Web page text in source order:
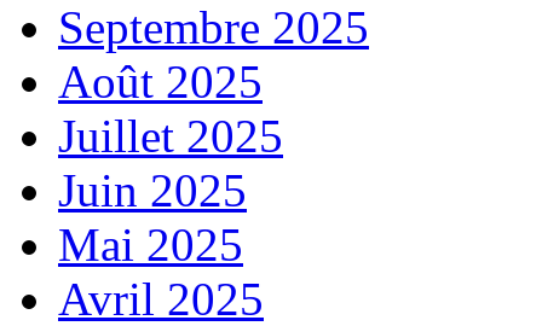
Septembre 2025
Août 2025
Juillet 2025
Juin 2025
Mai 2025
Avril 2025